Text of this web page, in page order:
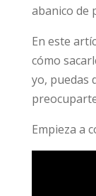
abanico de
En este
cómo
yo, puedas
Empieza a